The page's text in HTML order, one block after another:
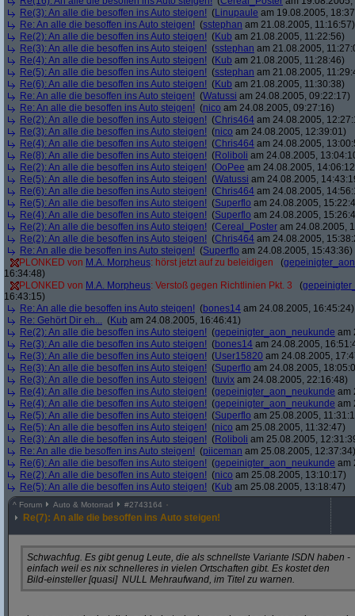
Re(3): An alle die besoffen ins Auto steigen! (Linupaule am 19.08.2005,
Re: An alle die besoffen ins Auto steigen! (sstephan am 21.08.2005, 11:16:57)
Re(2): An alle die besoffen ins Auto steigen! (Kub am 21.08.2005, 11:22:56)
Re(3): An alle die besoffen ins Auto steigen! (sstephan am 21.08.2005,
Re(4): An alle die besoffen ins Auto steigen! (Kub am 21.08.2005, 11:28:46)
Re(5): An alle die besoffen ins Auto steigen! (sstephan am 21.08.2005,
Re(6): An alle die besoffen ins Auto steigen! (Kub am 21.08.2005, 11:30:38)
Re: An alle die besoffen ins Auto steigen! (Watussi am 24.08.2005, 09:22:17)
Re: An alle die besoffen ins Auto steigen! (nico am 24.08.2005, 09:27:16)
Re(2): An alle die besoffen ins Auto steigen! (Chris464 am 24.08.2005,
Re(3): An alle die besoffen ins Auto steigen! (nico am 24.08.2005, 12:39:01)
Re(4): An alle die besoffen ins Auto steigen! (Chris464 am 24.08.2005,
Re(8): An alle die besoffen ins Auto steigen! (Roliboli am 24.08.2005,
Re(2): An alle die besoffen ins Auto steigen! (OoPee am 24.08.2005,
Re(5): An alle die besoffen ins Auto steigen! (Watussi am 24.08.2005,
Re(6): An alle die besoffen ins Auto steigen! (Chris464 am 24.08.2005,
Re(5): An alle die besoffen ins Auto steigen! (Superflo am 24.08.2005,
Re(4): An alle die besoffen ins Auto steigen! (Superflo am 24.08.2005,
Re(2): An alle die besoffen ins Auto steigen! (Cereal_Poster am 24.08.2005,
Re(2): An alle die besoffen ins Auto steigen! (Chris464 am 24.08.2005,
Re: An alle die besoffen ins Auto steigen! (Superflo am 24.08.2005, 15:43:36)
PLONKED von M.A. Morpheus: hörst jetzt auf zu beleidigen (
16:34:48)
PLONKED von M.A. Morpheus: Verstoß gegen Richtlinien Pkt. 3 (
16:43:15)
Re: An alle die besoffen ins Auto steigen! (bones14 am 24.08.2005, 16:45:24)
Re: Gehört Dir eh... (Kub am 24.08.2005, 16:46:41)
Re(2): An alle die besoffen ins Auto steigen! (gepeinigter_aon_neukunde am
Re(3): An alle die besoffen ins Auto steigen! (bones14 am 24.08.2005,
Re(3): An alle die besoffen ins Auto steigen! (User15820 am 24.08.2005,
Re(3): An alle die besoffen ins Auto steigen! (Superflo am 24.08.2005,
Re(3): An alle die besoffen ins Auto steigen! (tuvix am 24.08.2005, 22:16:48)
Re(4): An alle die besoffen ins Auto steigen! (gepeinigter_aon_neukunde am
Re(4): An alle die besoffen ins Auto steigen! (gepeinigter_aon_neukunde am
Re(5): An alle die besoffen ins Auto steigen! (Superflo am 25.08.2005,
Re(5): An alle die besoffen ins Auto steigen! (nico am 25.08.2005, 11:32:47)
Re(3): An alle die besoffen ins Auto steigen! (Roliboli am 25.08.2005,
Re: An alle die besoffen ins Auto steigen! (piiceman am 25.08.2005, 12:37:34)
Re(6): An alle die besoffen ins Auto steigen! (gepeinigter_aon_neukunde am
Re(2): An alle die besoffen ins Auto steigen! (nico am 25.08.2005, 13:10:17)
Re(5): An alle die besoffen ins Auto steigen! (Kub am 25.08.2005, 13:18:47)
^ Forum Auto & Motorrad #2743164
Re(7): An alle die besoffen ins Auto steigen!
Schwachfug. Es gibt genug Leute, die als schnellste Variante ISDN haben -
einfach weil es nix schnelleres in vielen Ortschaften gibt. Es kostet den
Bild-einsteller [quasi] NULL Mehraufwand, im Titel zu warnen.